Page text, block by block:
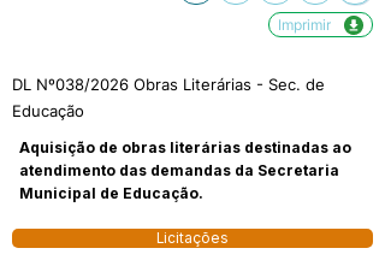
Imprimir
DL Nº038/2026 Obras Literárias - Sec. de
Educação
Aquisição de obras literárias destinadas ao
atendimento das demandas da Secretaria
Municipal de Educação.
Licitações